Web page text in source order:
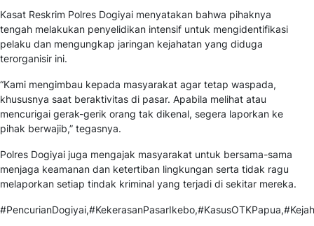
Kasat Reskrim Polres Dogiyai menyatakan bahwa pihaknya
tengah melakukan penyelidikan intensif untuk mengidentifikasi
pelaku dan mengungkap jaringan kejahatan yang diduga
terorganisir ini.
“Kami mengimbau kepada masyarakat agar tetap waspada,
khususnya saat beraktivitas di pasar. Apabila melihat atau
mencurigai gerak-gerik orang tak dikenal, segera laporkan ke
pihak berwajib,” tegasnya.
Polres Dogiyai juga mengajak masyarakat untuk bersama-sama
menjaga keamanan dan ketertiban lingkungan serta tidak ragu
melaporkan setiap tindak kriminal yang terjadi di sekitar mereka.